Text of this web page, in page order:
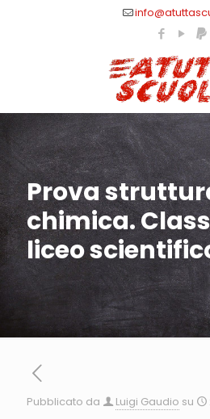
Prova
chimica.
liceo
Pubblicato da Luigi Gaudio su